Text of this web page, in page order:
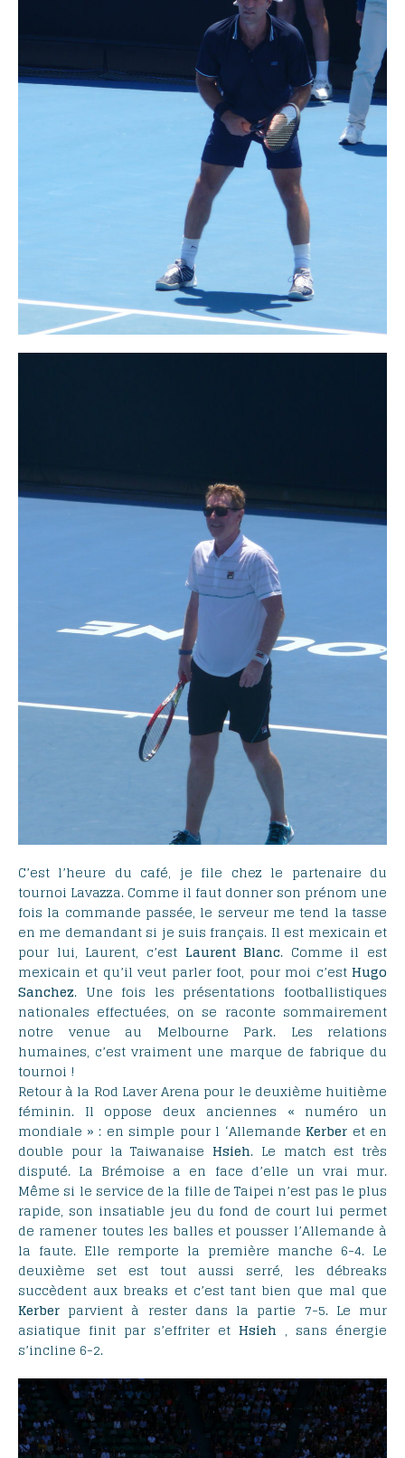
C’est l’heure du café, je file chez le partenaire du
tournoi Lavazza. Comme il faut donner son prénom une
fois la commande passée, le serveur me tend la tasse
en me demandant si je suis français. Il est mexicain et
pour lui, Laurent, c’est Laurent Blanc. Comme il est
mexicain et qu’il veut parler foot, pour moi c’est Hugo
Sanchez. Une fois les présentations footballistiques
nationales effectuées, on se raconte sommairement
notre venue au Melbourne Park. Les relations
humaines, c’est vraiment une marque de fabrique du
tournoi !
Retour à la Rod Laver Arena pour le deuxième huitième
féminin. Il oppose deux anciennes « numéro un
mondiale » : en simple pour l ‘Allemande Kerber et en
double pour la Taiwanaise Hsieh. Le match est très
disputé. La Brémoise a en face d’elle un vrai mur.
Même si le service de la fille de Taipei n’est pas le plus
rapide, son insatiable jeu du fond de court lui permet
de ramener toutes les balles et pousser l’Allemande à
la faute. Elle remporte la première manche 6-4. Le
deuxième set est tout aussi serré, les débreaks
succèdent aux breaks et c’est tant bien que mal que
Kerber parvient à rester dans la partie 7-5. Le mur
asiatique finit par s’effriter et Hsieh , sans énergie
s’incline 6-2.